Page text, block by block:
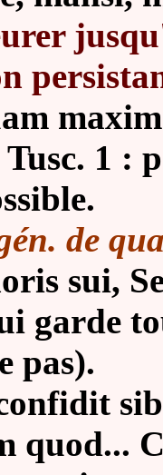
1 :
de
sui,
garde
pas).
quod...